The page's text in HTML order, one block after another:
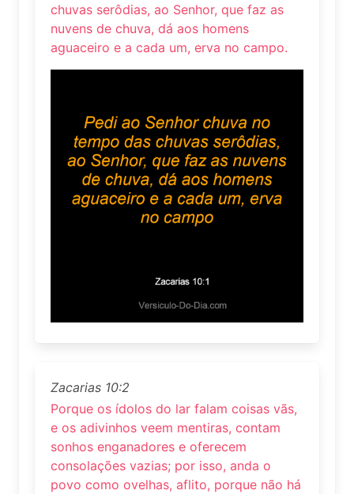
chuvas serôdias, ao Senhor, que faz as
nuvens de chuva, dá aos homens
aguaceiro e a cada um, erva no campo.
Zacarias 10:2
Porque os ídolos do lar falam coisas vãs,
e os adivinhos veem mentiras, contam
sonhos enganadores e oferecem
consolações vazias; por isso, anda o
povo como ovelhas, aflito, porque não há